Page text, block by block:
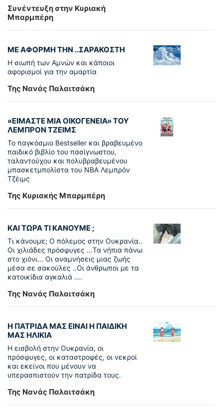
Συνέντευξη στην Κυριακή
Μπαρμπέρη
ΜΕ ΑΦΟΡΜΗ ΤΗΝ ..ΣΑΡΑΚΟΣΤΗ
Η σιωπή των Αμνών και κάποιοι
αφορισμοί για την αμαρτία
Της Νανάς Παλαιτσάκη
«ΕΙΜΑΣΤΕ ΜΙΑ ΟΙΚΟΓΕΝΕΙΑ» ΤΟΥ
ΛΕΜΠΡΟΝ ΤΖΕΙΜΣ
To παγκόσµιο Bestseller και βραβευµένο
παιδικό βιβλίο του πασίγνωστου,
ταλαντούχου και πολυβραβευµένου
µπασκετµπολίστα του NBA Λεµπρόν
Τζέιμς
Της Κυριακής Μπαρμπέρη
ΚΑΙ ΤΩΡΑ ΤΙ ΚΑΝΟΥΜΕ ;
Τι κάνουμε; Ο πόλεμος στην Ουκρανία..
Οι χιλιάδες πρόσφυγες ...Τα νήπια πάνω
στο χιόνι... Οι αναμνήσεις μιας ζωής
μέσα σε σακούλες ..Οι άνθρωποι με τα
κατοικίδια αγκαλιά ....
Της Νανάς Παλαιτσάκη
Η ΠΑΤΡΙΔΑ ΜΑΣ ΕΙΝΑΙ Η ΠΑΙΔΙΚΗ
ΜΑΣ ΗΛΙΚΙΑ
Η εισβολή στην Ουκρανία, οι
πρόσφυγες, οι καταστροφές, οι νεκροί
και εκείνοι που μένουν να
υπερασπιστούν την πατρίδα τους.
Της Νανάς Παλαιτσάκη